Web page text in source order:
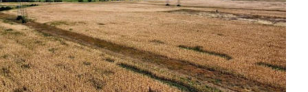
Untermenü
Untermenü
Untermenü